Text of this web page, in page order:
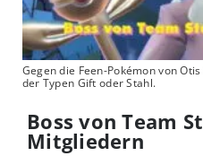
Gegen die Feen-Pokémon von
der Typen Gift oder Stahl.
Boss von Team
Mitgliedern